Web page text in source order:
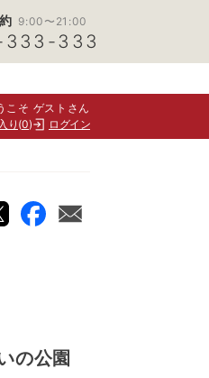
9:00〜21:00
333-333
こそ ゲストさん
り 0 ログイン
の公園